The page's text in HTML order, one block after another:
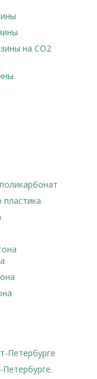
на CO2
пластика
Петербурге